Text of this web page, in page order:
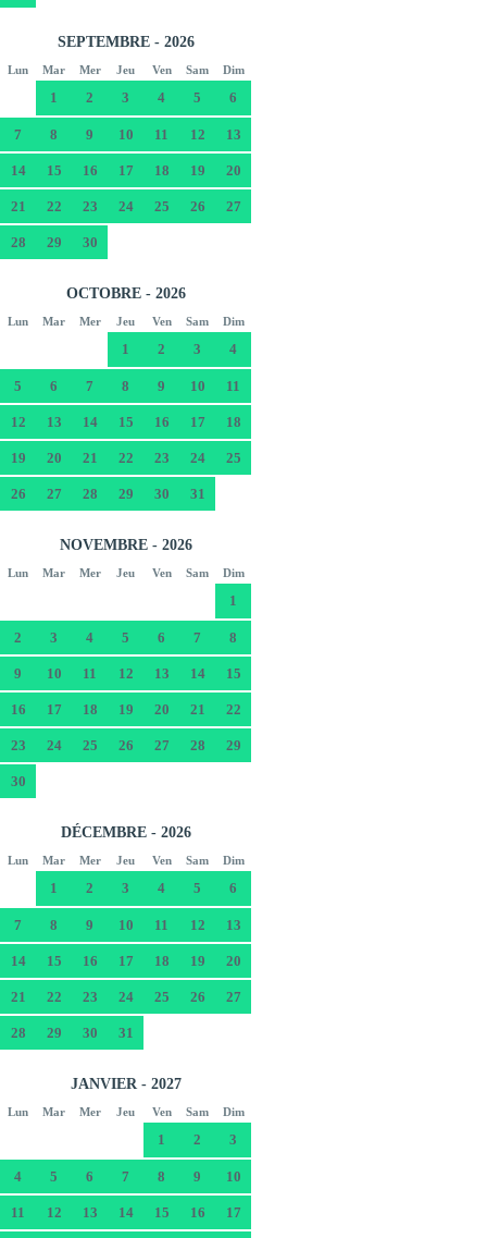
SEPTEMBRE - 2026
Lun Mar Mer Jeu Ven Sam Dim
1 2 3 4 5 6
7 8 9 10 11 12 13
14 15 16 17 18 19 20
21 22 23 24 25 26 27
28 29 30
OCTOBRE - 2026
Lun Mar Mer Jeu Ven Sam Dim
1 2 3 4
5 6 7 8 9 10 11
12 13 14 15 16 17 18
19 20 21 22 23 24 25
26 27 28 29 30 31
NOVEMBRE - 2026
Lun Mar Mer Jeu Ven Sam Dim
1
2 3 4 5 6 7 8
9 10 11 12 13 14 15
16 17 18 19 20 21 22
23 24 25 26 27 28 29
30
DÉCEMBRE - 2026
Lun Mar Mer Jeu Ven Sam Dim
1 2 3 4 5 6
7 8 9 10 11 12 13
14 15 16 17 18 19 20
21 22 23 24 25 26 27
28 29 30 31
JANVIER - 2027
Lun Mar Mer Jeu Ven Sam Dim
1 2 3
4 5 6 7 8 9 10
11 12 13 14 15 16 17